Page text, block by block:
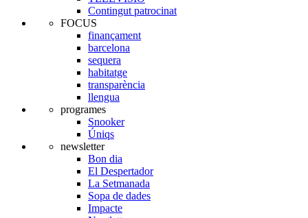
Contingut patrocinat
FOCUS
finançament
barcelona
sequera
habitatge
transparència
llengua
programes
Snooker
Úniqs
newsletter
Bon dia
El Despertador
La Setmanada
Sopa de dades
Impacte